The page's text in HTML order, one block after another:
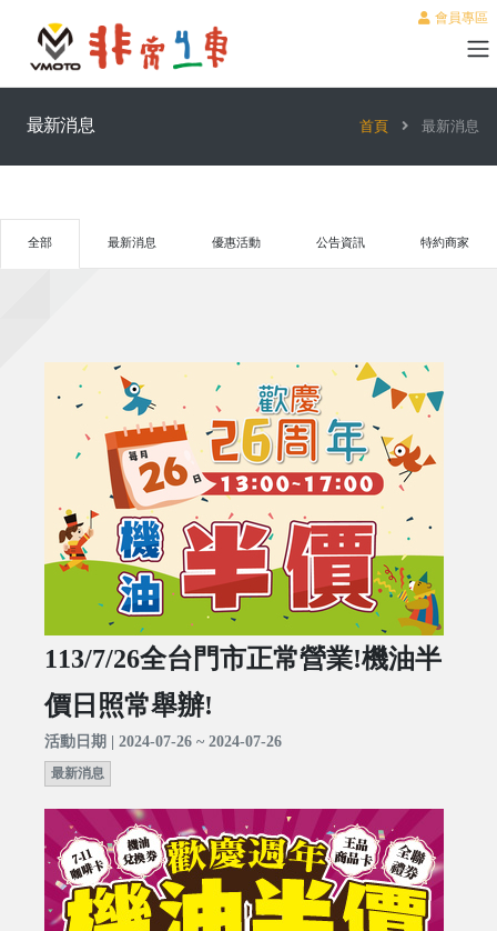
會員專區
最新消息 首頁 最新消息
全部 最新消息 優惠活動 公告資訊 特約商家
113/7/26全台門市正常營業!機油半
價日照常舉辦!
活動日期 | 2024-07-26 ~ 2024-07-26
最新消息